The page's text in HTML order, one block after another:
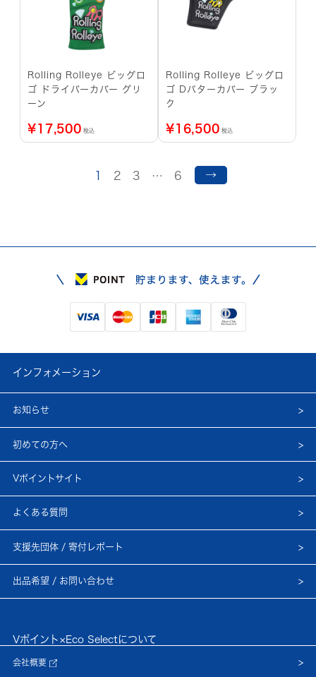
Rolling Rolleye ビッグロ
ゴ ドライバーカバー グリ
ーン
¥17,500 税込
Rolling Rolleye ビッグロ
ゴ Dパターカバー ブラッ
ク
¥16,500 税込
1 2 3 … 6 →
インフォメーション
お知らせ
初めての方へ
Vポイントサイト
よくある質問
支援先団体 / 寄付レポート
出品希望 / お問い合わせ
Vポイント×Eco Selectについて
会社概要